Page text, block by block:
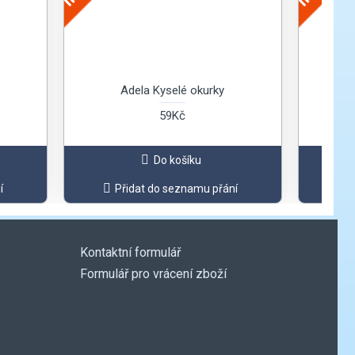
Adela Kyselé okurky
59Kč
Do košíku
Přidat do seznamu přání
Kontaktní formulář
Formulář pro vrácení zboží